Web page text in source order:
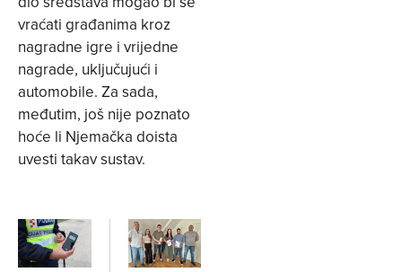
vraćati građanima kroz
nagradne igre i vrijedne
nagrade, uključujući i
automobile. Za sada,
međutim, još nije poznato
hoće li Njemačka doista
uvesti takav sustav.